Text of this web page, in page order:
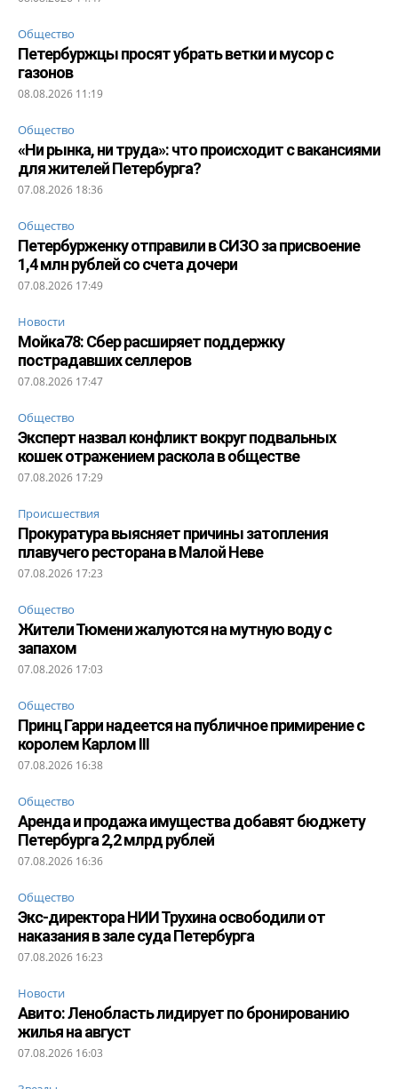
Общество
Петербуржцы просят убрать ветки и мусор с
газонов
08.08.2026 11:19
Общество
«Ни рынка, ни труда»: что происходит с вакансиями
для жителей Петербурга?
07.08.2026 18:36
Общество
Петербурженку отправили в СИЗО за присвоение
1,4 млн рублей со счета дочери
07.08.2026 17:49
Новости
Мойка78: Сбер расширяет поддержку
пострадавших селлеров
07.08.2026 17:47
Общество
Эксперт назвал конфликт вокруг подвальных
кошек отражением раскола в обществе
07.08.2026 17:29
Происшествия
Прокуратура выясняет причины затопления
плавучего ресторана в Малой Неве
07.08.2026 17:23
Общество
Жители Тюмени жалуются на мутную воду с
запахом
07.08.2026 17:03
Общество
Принц Гарри надеется на публичное примирение с
королем Карлом III
07.08.2026 16:38
Общество
Аренда и продажа имущества добавят бюджету
Петербурга 2,2 млрд рублей
07.08.2026 16:36
Общество
Экс-директора НИИ Трухина освободили от
наказания в зале суда Петербурга
07.08.2026 16:23
Новости
Авито: Ленобласть лидирует по бронированию
жилья на август
07.08.2026 16:03